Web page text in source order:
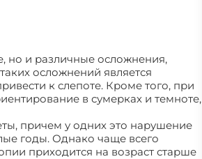
но и различные осложнения,
осложнений является
к слепоте. Кроме того, при
в сумерках и темноте,
причем у одних это нарушение
годы. Однако чаще всего
приходится на возраст старше